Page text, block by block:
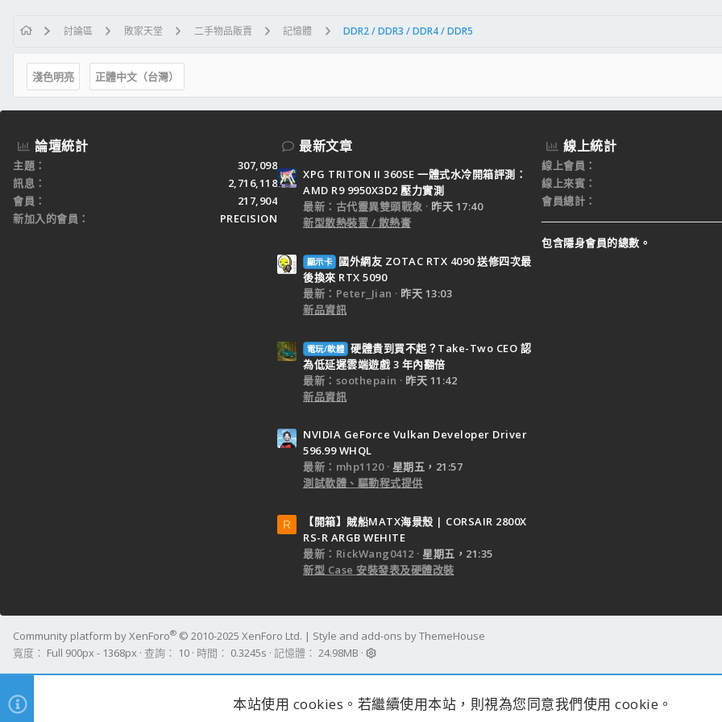
討論區 敗家天堂 二手物品販賣 記憶體 DDR2 / DDR3 / DDR4 / DDR5
淺色明亮 正體中文（台灣）
論壇統計
主題
307,098
訊息
2,716,118
會員
217,904
新加入的會員
PRECISION
最新文章
XPG TRITON II 360SE 一體式水冷開箱評測：
AMD R9 9950X3D2 壓力實測
最新：古代靈異雙頭戰象
昨天 17:40
新型散熱裝置 / 散熱膏
顯示卡
國外網友 ZOTAC RTX 4090 送修四次最
後換來 RTX 5090
最新：Peter_Jian
昨天 13:03
新品資訊
電玩/軟體 硬體貴到買不起？Take-Two CEO 認
為低延遲雲端遊戲 3 年內翻倍
最新：soothepain
昨天 11:42
新品資訊
NVIDIA GeForce Vulkan Developer Driver
596.99 WHQL
最新：mhp1120
星期五，21:57
測試軟體、驅動程式提供
R
【開箱】賊船MATX海景殼 | CORSAIR 2800X
RS-R ARGB WEHITE
最新：RickWang0412
星期五，21:35
新型 Case 安裝發表及硬體改裝
線上統計
線上會員
線上來賓
會員總計
包含隱身會員的總數。
Community platform by XenForo® © 2010-2025 XenForo Ltd. | Style and add-ons by ThemeHouse
寬度
查詢 10 時間 0.3245s 記憶體 24.98MB
本站使用 cookies。若繼續使用本站，則視為您同意我們使用 cookie。